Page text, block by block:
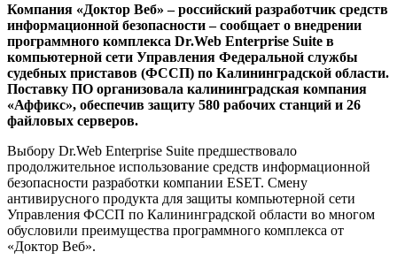
Компания «Доктор Веб» – российский разработчик средств
информационной безопасности – сообщает о внедрении
программного комплекса Dr.Web Enterprise Suite в
компьютерной сети Управления Федеральной службы
судебных приставов (ФССП) по Калининградской области.
Поставку ПО организовала калининградская компания
«Аффикс», обеспечив защиту 580 рабочих станций и 26
файловых серверов.
Выбору Dr.Web Enterprise Suite предшествовало
продолжительное использование средств информационной
безопасности разработки компании ESET. Смену
антивирусного продукта для защиты компьютерной сети
Управления ФССП по Калининградской области во многом
обусловили преимущества программного комплекса от
«Доктор Веб».